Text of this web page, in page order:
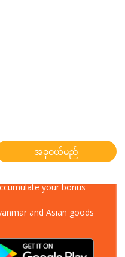
အခုဝယ်မည်
your bonus
and Asian goods